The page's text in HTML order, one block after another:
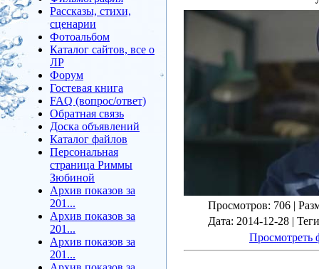
Рассказы, стихи,
сценарии
Фотоальбом
Каталог сайтов, все о
ЛР
Форум
Гостевая книга
FAQ (вопрос/ответ)
Обратная связь
Доска объявлений
Каталог файлов
Персональная
страница Риммы
Зюбиной
Архив показов за
201...
Архив показов за
201...
Архив показов за
201...
Просмотров: 706 |
Дата: 2014-12-28 | Теги
Просмотреть